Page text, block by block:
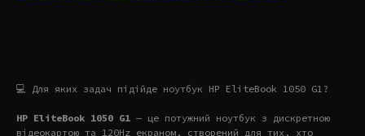
💻 Для яких задач підійде ноутбук HP EliteBook 1050 G1?
HP EliteBook 1050 G1 — це потужний ноутбук з дискретною
відеокартою та 120Hz екраном, створений для тих, хто